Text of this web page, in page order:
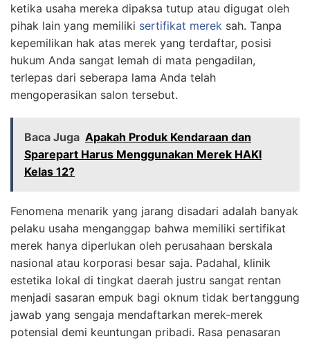
ketika usaha mereka dipaksa tutup atau digugat oleh
pihak lain yang memiliki sertifikat merek sah. Tanpa
kepemilikan hak atas merek yang terdaftar, posisi
hukum Anda sangat lemah di mata pengadilan,
terlepas dari seberapa lama Anda telah
mengoperasikan salon tersebut.
Baca Juga Apakah Produk Kendaraan dan
Sparepart Harus Menggunakan Merek HAKI
Kelas 12?
Fenomena menarik yang jarang disadari adalah banyak
pelaku usaha menganggap bahwa memiliki sertifikat
merek hanya diperlukan oleh perusahaan berskala
nasional atau korporasi besar saja. Padahal, klinik
estetika lokal di tingkat daerah justru sangat rentan
menjadi sasaran empuk bagi oknum tidak bertanggung
jawab yang sengaja mendaftarkan merek-merek
potensial demi keuntungan pribadi. Rasa penasaran